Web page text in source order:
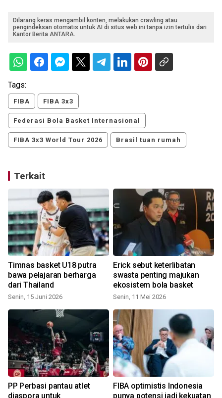
Dilarang keras mengambil konten, melakukan crawling atau
pengindeksan otomatis untuk AI di situs web ini tanpa izin tertulis dari
Kantor Berita ANTARA.
Tags:
FIBA FIBA 3x3
Federasi Bola Basket Internasional
FIBA 3x3 World Tour 2026 Brasil tuan rumah
Terkait
Timnas basket U18 putra
bawa pelajaran berharga
dari Thailand
Senin, 15 Juni 2026
Erick sebut keterlibatan
swasta penting majukan
ekosistem bola basket
Senin, 11 Mei 2026
PP Perbasi pantau atlet
diaspora untuk
FIBA optimistis Indonesia
punya potensi jadi kekuatan